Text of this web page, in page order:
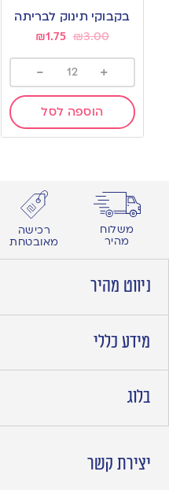
to
wishlist
בקבוקי תינוק לבריתה
₪3.00
₪1.75
+
-
הוספה לסל
משלוח
מהיר
רכישה
מאובטחת
ניווט מהיר
מידע כללי
בלוג
יצירת קשר